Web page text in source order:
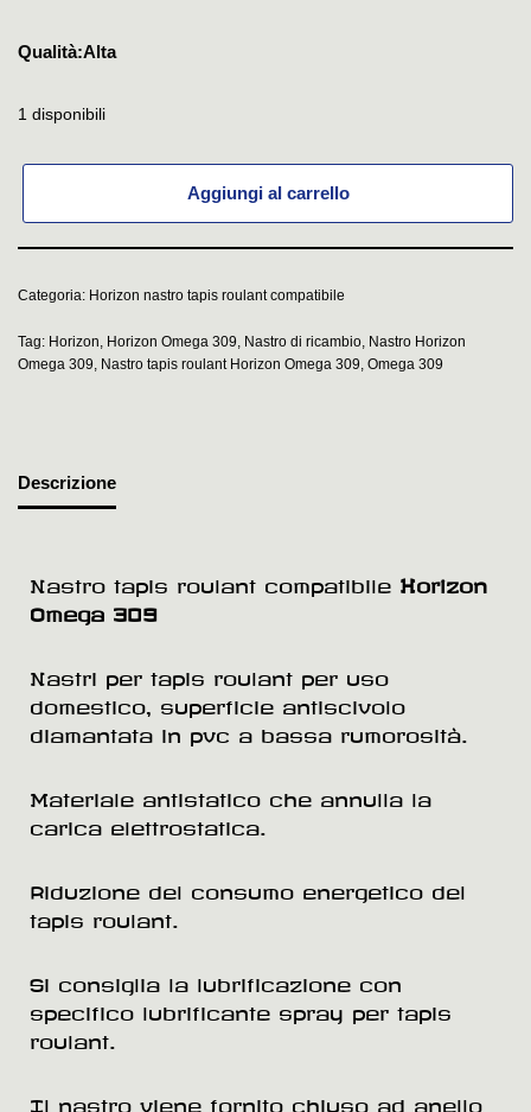
Qualità:Alta
1 disponibili
Aggiungi al carrello
Categoria: Horizon nastro tapis roulant compatibile
Tag: Horizon, Horizon Omega 309, Nastro di ricambio, Nastro Horizon
Omega 309, Nastro tapis roulant Horizon Omega 309, Omega 309
Descrizione
Nastro tapis roulant compatibile Horizon
Omega 309
Nastri per tapis roulant per uso
domestico, superficie antiscivolo
diamantata in pvc a bassa rumorosità.
Materiale antistatico che annulla la
carica elettrostatica.
Riduzione del consumo energetico del
tapis roulant.
Si consiglia la lubrificazione con
specifico lubrificante spray per tapis
roulant.
Il nastro viene fornito chiuso ad anello